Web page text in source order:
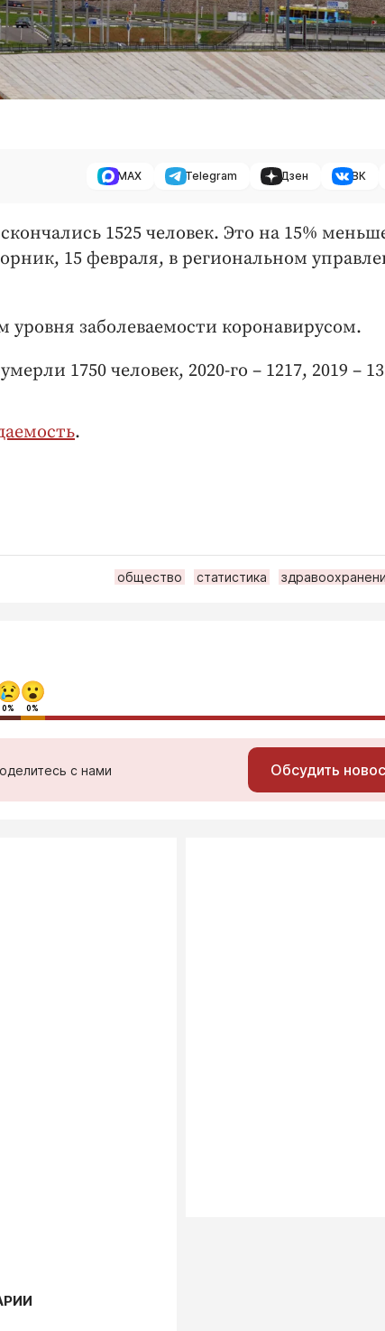
MAX Telegram Дзен ВК
1525 человек. Это на 15%
15 февраля, в региональном
заболеваемости коронавирусом.
1750 человек, 2020-го – 1217, 2019 –
.
общество статистика
0% 0%
с нами Обсудить